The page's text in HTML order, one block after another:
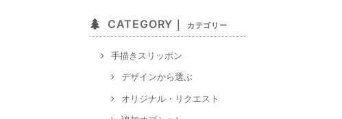
CATEGORY｜ カテゴリー
手描きスリッポン
デザインから選ぶ
オリジナル・リクエスト